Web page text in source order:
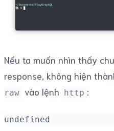
Nếu ta muốn nhìn thấy
response, không hiện
raw vào lệnh http :
undefined